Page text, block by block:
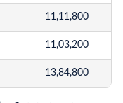
11,11,800
11,03,200
13,84,800
14,79,000